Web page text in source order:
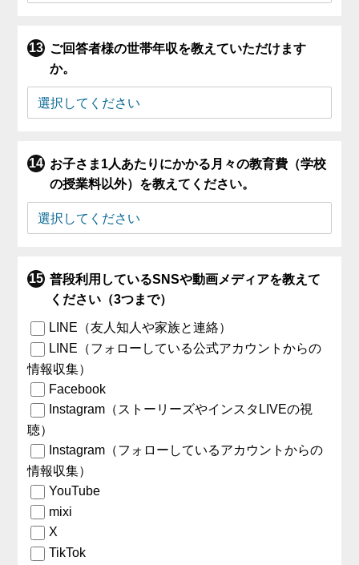
ご回答者様の世帯年収を教えていただけます
か。
お子さま1人あたりにかかる月々の教育費（学校
の授業料以外）を教えてください。
普段利用しているSNSや動画メディアを教えて
ください（3つまで）
LINE（友人知人や家族と連絡）
LINE（フォローしている公式アカウントからの
情報収集）
Facebook
Instagram（ストーリーズやインスタLIVEの視
聴）
Instagram（フォローしているアカウントからの
情報収集）
YouTube
mixi
X
TikTok